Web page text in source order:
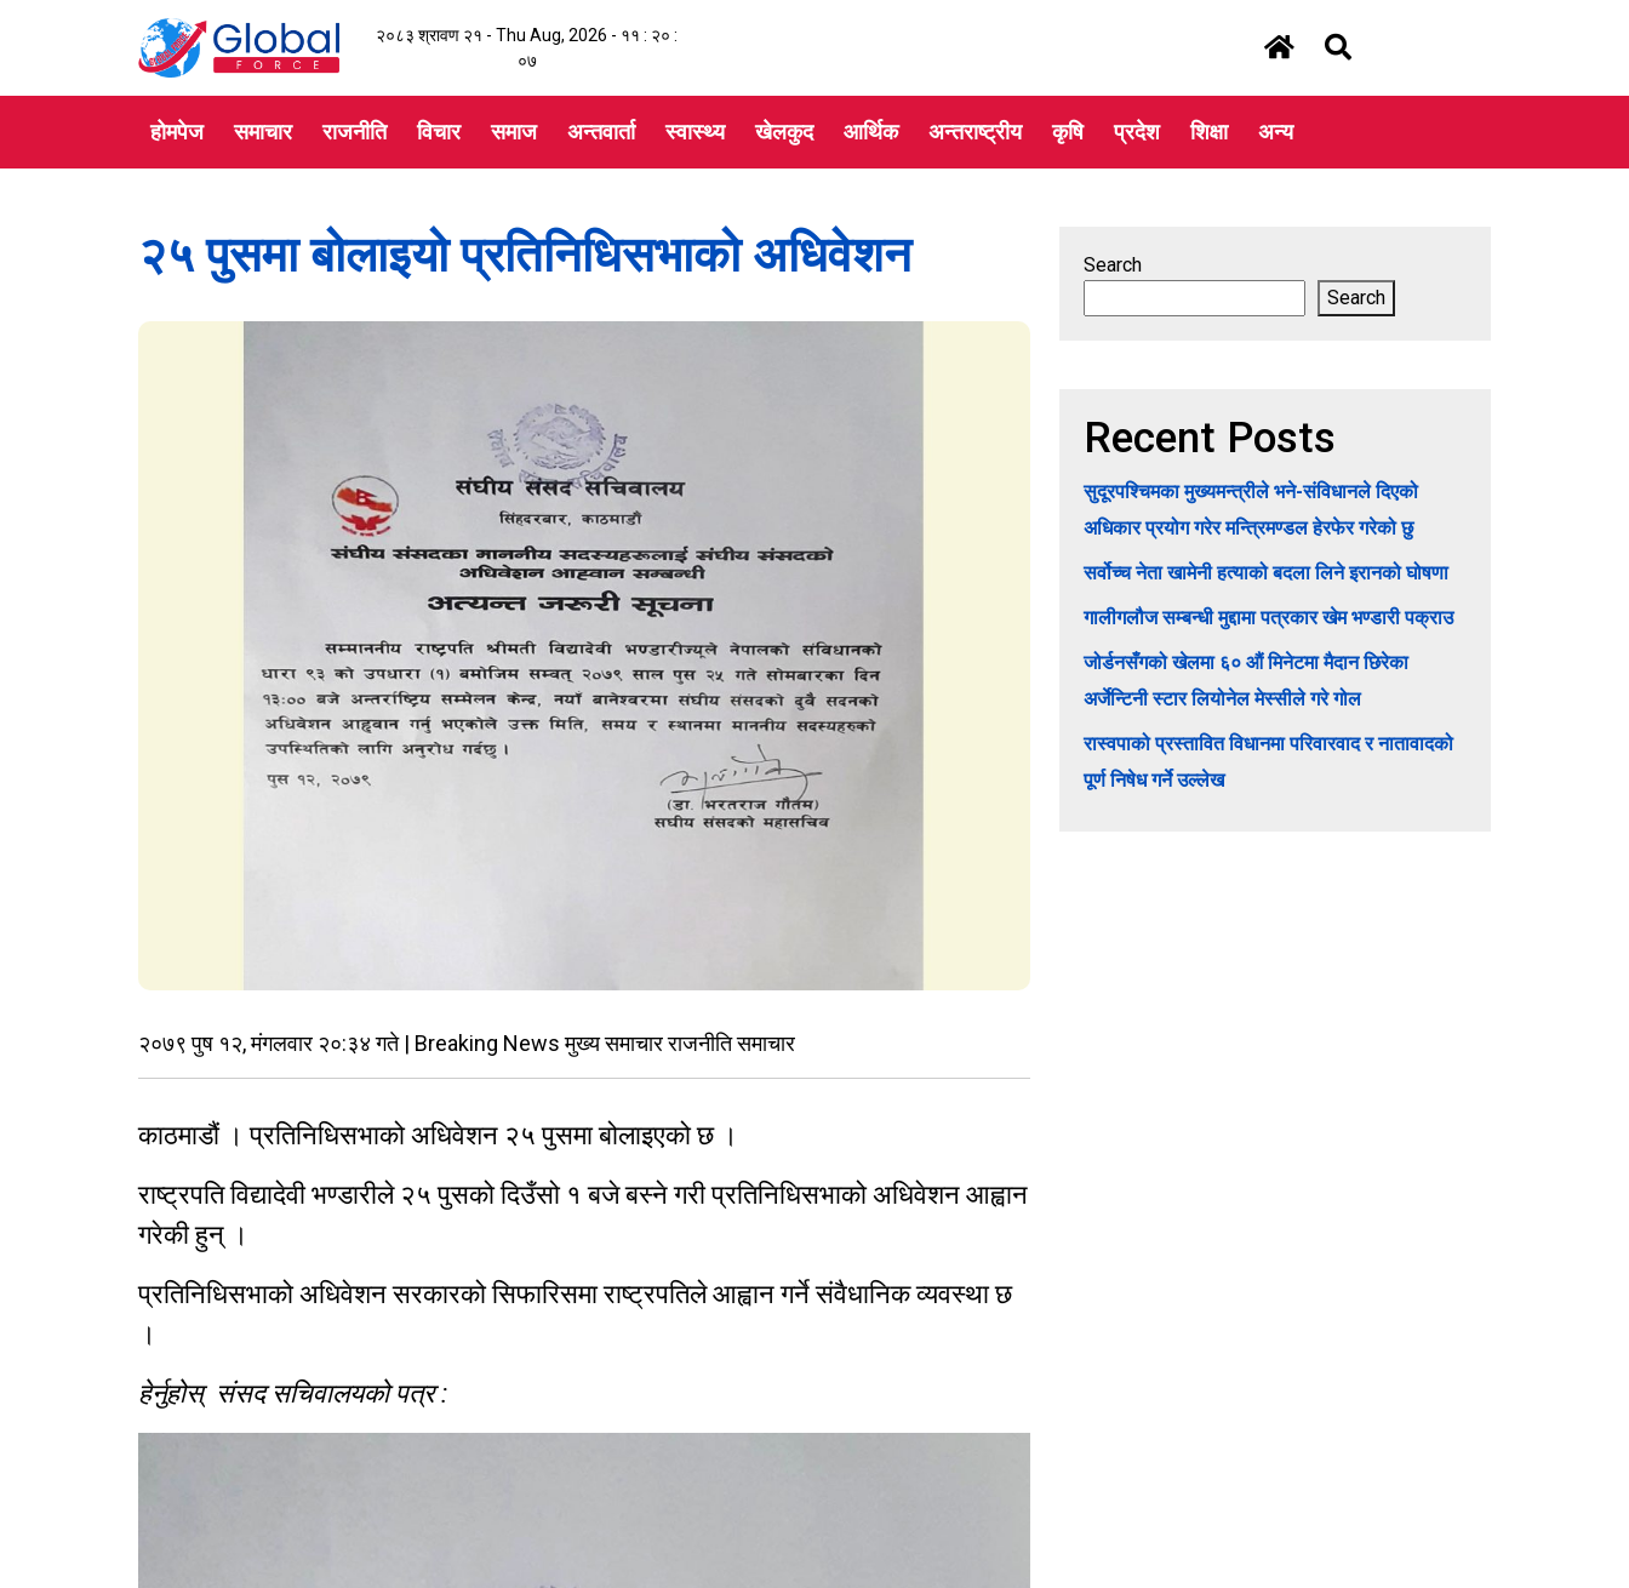
२०८३ श्रावण २१ - Thu Aug, 2026 - ११ : २० :
०७
होमपेज समाचार राजनीति विचार समाज अन्तवार्ता स्वास्थ्य खेलकुद आर्थिक अन्तराष्ट्रीय कृषि प्रदेश शिक्षा अन्य
२५ पुसमा बोलाइयो प्रतिनिधिसभाको अधिवेशन
२०७९ पुष १२, मंगलवार २०:३४ गते | Breaking News मुख्य समाचार राजनीति समाचार
काठमाडौं । प्रतिनिधिसभाको अधिवेशन २५ पुसमा बोलाइएको छ ।
राष्ट्रपति विद्यादेवी भण्डारीले २५ पुसको दिउँसो १ बजे बस्ने गरी प्रतिनिधिसभाको अधिवेशन आह्वान
गरेकी हुन् ।
प्रतिनिधिसभाको अधिवेशन सरकारको सिफारिसमा राष्ट्रपतिले आह्वान गर्ने संवैधानिक व्यवस्था छ
।
हेर्नुहोस् संसद सचिवालयको पत्र :
Search
Search
Recent Posts
सुदूरपश्चिमका मुख्यमन्त्रीले भने-संविधानले दिएको
अधिकार प्रयोग गरेर मन्त्रिमण्डल हेरफेर गरेको छु
सर्वोच्च नेता खामेनी हत्याको बदला लिने इरानको घोषणा
गालीगलौज सम्बन्धी मुद्दामा पत्रकार खेम भण्डारी पक्राउ
जोर्डनसँगको खेलमा ६० औं मिनेटमा मैदान छिरेका
अर्जेन्टिनी स्टार लियोनेल मेस्सीले गरे गोल
रास्वपाको प्रस्तावित विधानमा परिवारवाद र नातावादको
पूर्ण निषेध गर्ने उल्लेख